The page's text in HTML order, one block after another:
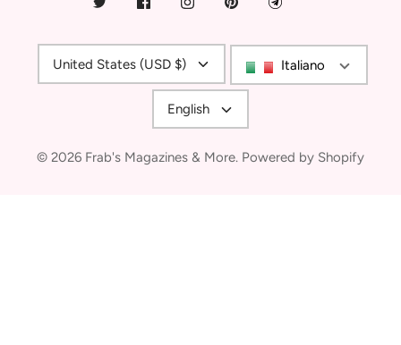
Currency
United States (USD $) Italiano
Language
English
© 2026 Frab's Magazines & More. Powered by Shopify